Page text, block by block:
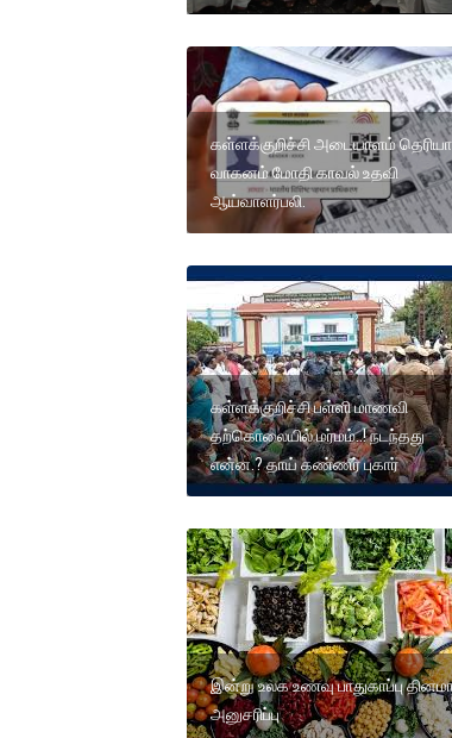
கள்ளக்குறிச்சி அடையாளம்
வாகனம் மோதி காவல் உதவி
ஆய்வாளர்பலி.
கள்ளக்குறிச்சி பள்ளி மாணவி
தற்கொலையில் மர்மம்..! நடந்தது
என்ன.? தாய் கண்ணீர் புகார்
இன்று உலக உணவு பாதுகாப்பு
அனுசரிப்பு